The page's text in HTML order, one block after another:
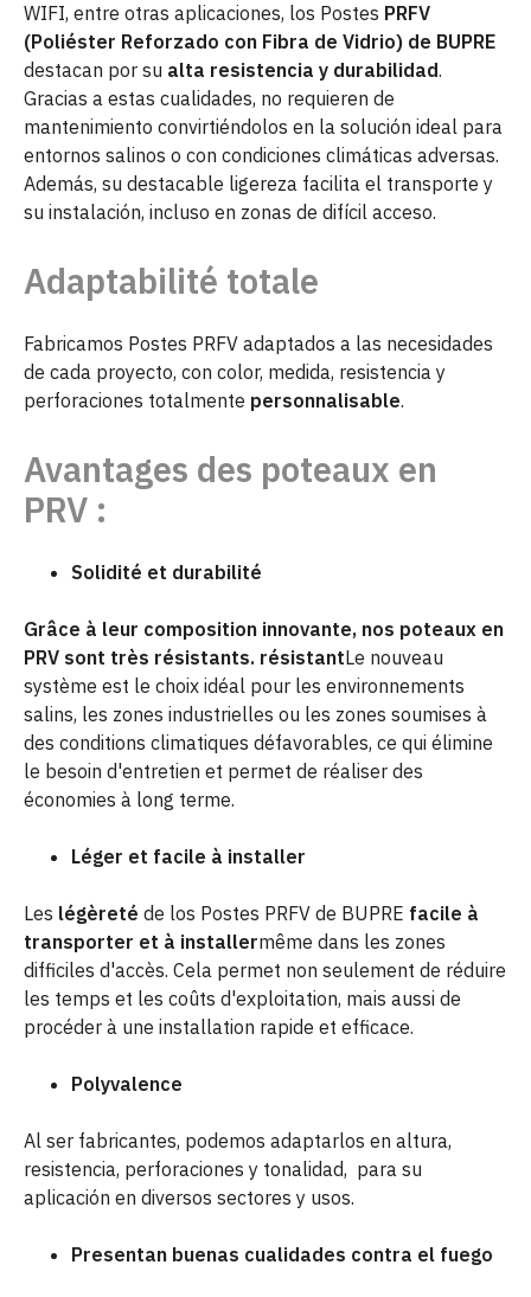
WIFI, entre otras aplicaciones, los Postes PRFV
(Poliéster Reforzado con Fibra de Vidrio) de BUPRE
destacan por su alta resistencia y durabilidad.
Gracias a estas cualidades, no requieren de
mantenimiento convirtiéndolos en la solución ideal para
entornos salinos o con condiciones climáticas adversas.
Además, su destacable ligereza facilita el transporte y
su instalación, incluso en zonas de difícil acceso.
Adaptabilité totale
Fabricamos Postes PRFV adaptados a las necesidades
de cada proyecto, con color, medida, resistencia y
perforaciones totalmente personnalisable.
Avantages des poteaux en
PRV :
Solidité et durabilité
Grâce à leur composition innovante, nos poteaux en
PRV sont très résistants. résistantLe nouveau
système est le choix idéal pour les environnements
salins, les zones industrielles ou les zones soumises à
des conditions climatiques défavorables, ce qui élimine
le besoin d'entretien et permet de réaliser des
économies à long terme.
Léger et facile à installer
Les légèreté de los Postes PRFV de BUPRE facile à
transporter et à installermême dans les zones
difficiles d'accès. Cela permet non seulement de réduire
les temps et les coûts d'exploitation, mais aussi de
procéder à une installation rapide et efficace.
Polyvalence
Al ser fabricantes, podemos adaptarlos en altura,
resistencia, perforaciones y tonalidad, para su
aplicación en diversos sectores y usos.
Presentan buenas cualidades contra el fuego